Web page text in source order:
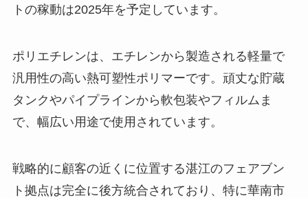
トの稼動は2025年を予定しています。
ポリエチレンは、エチレンから製造される軽量で
汎用性の高い熱可塑性ポリマーです。頑丈な貯蔵
タンクやパイプラインから軟包装やフィルムま
で、幅広い用途で使用されています。
戦略的に顧客の近くに位置する湛江のフェアブン
ト拠点は完全に後方統合されており、特に華南市